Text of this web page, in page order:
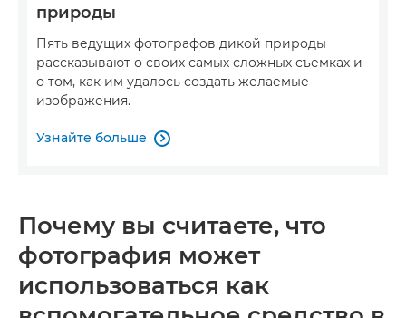
природы
Пять ведущих фотографов дикой природы
рассказывают о своих самых сложных съемках и
о том, как им удалось создать желаемые
изображения.
Узнайте больше 
Почему вы считаете, что
фотография может
использоваться как